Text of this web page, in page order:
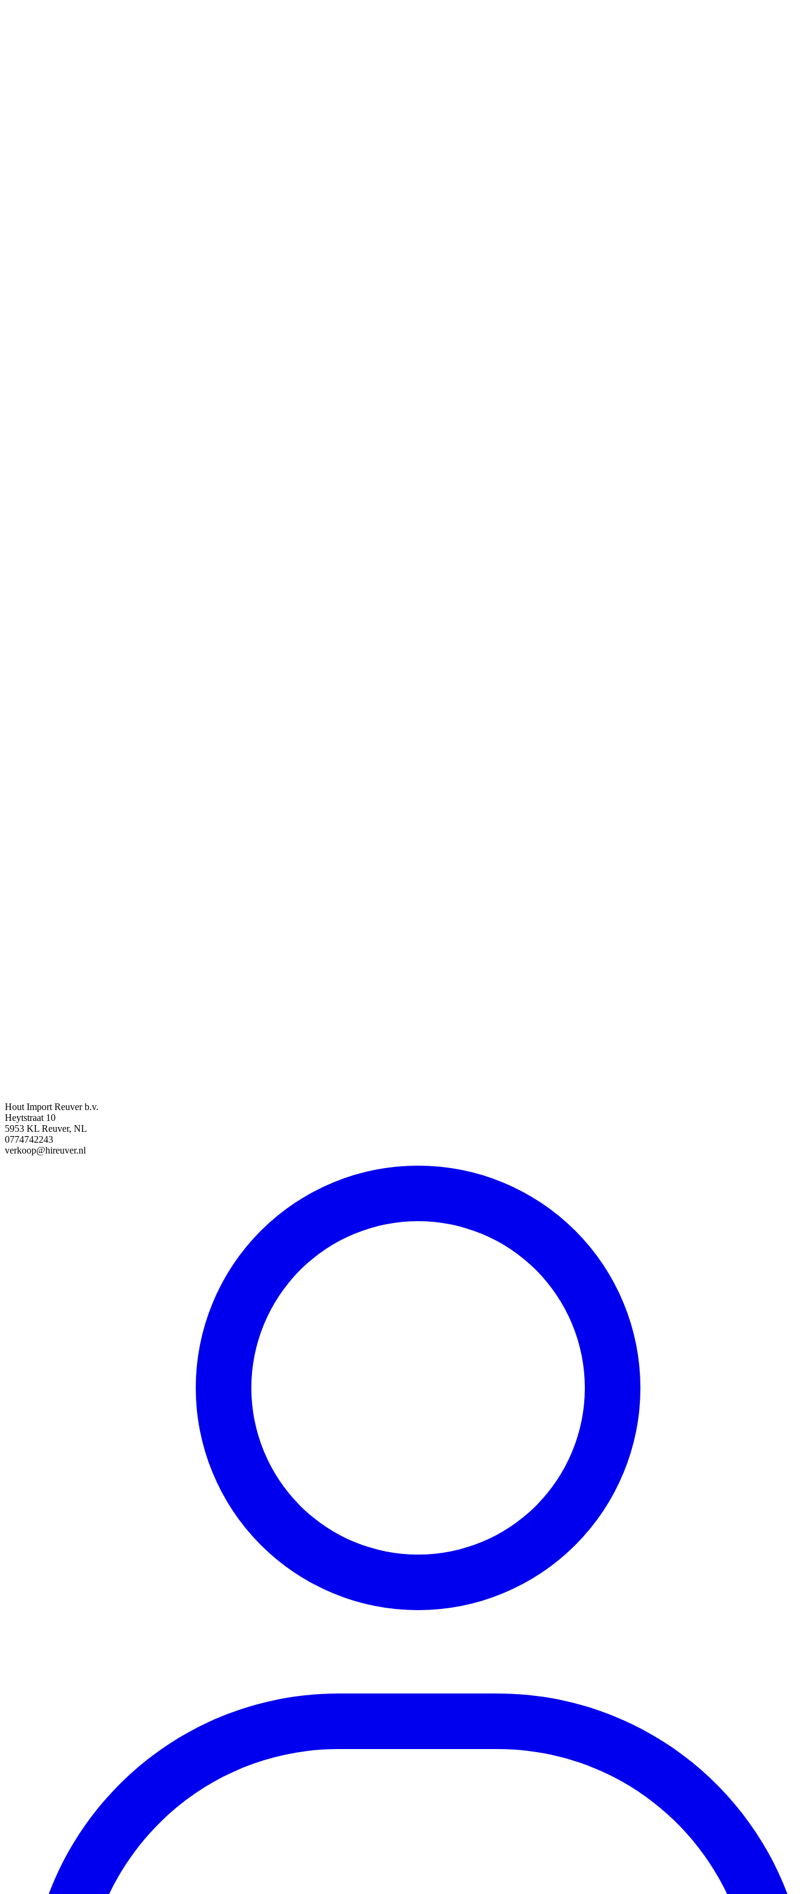
Hout Import Reuver b.v.
Heytstraat 10
5953 KL Reuver, NL
0774742243
verkoop@hireuver.nl